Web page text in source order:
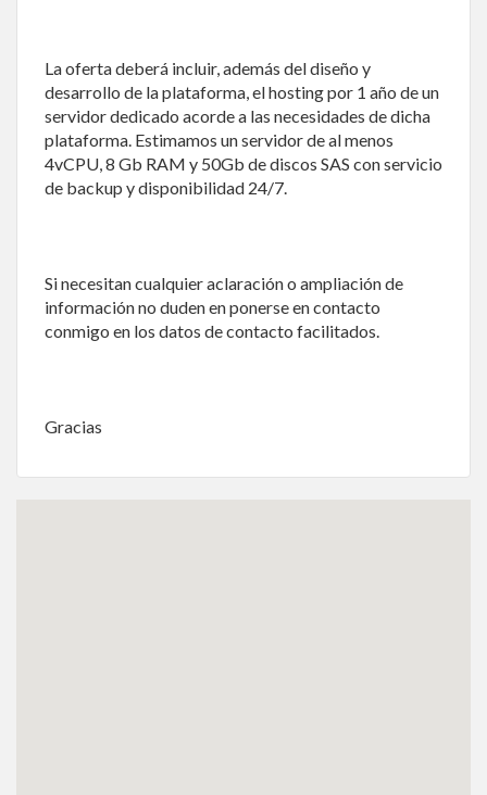
La oferta deberá incluir, además del diseño y
desarrollo de la plataforma, el hosting por 1 año de un
servidor dedicado acorde a las necesidades de dicha
plataforma. Estimamos un servidor de al menos
4vCPU, 8 Gb RAM y 50Gb de discos SAS con servicio
de backup y disponibilidad 24/7.
Si necesitan cualquier aclaración o ampliación de
información no duden en ponerse en contacto
conmigo en los datos de contacto facilitados.
Gracias